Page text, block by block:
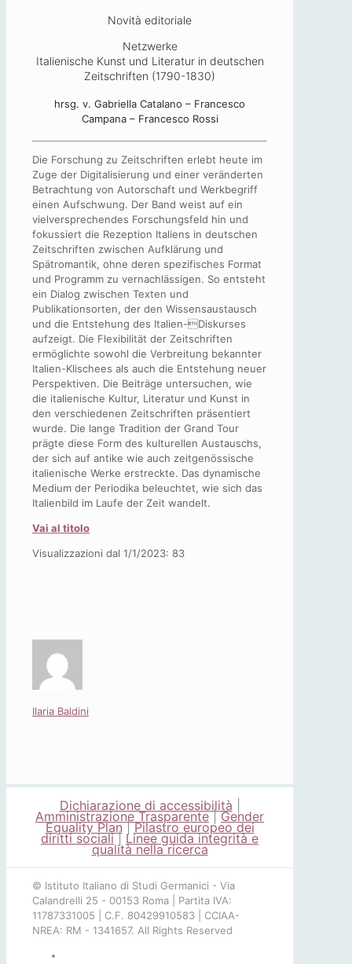
Novità editoriale
Netzwerke
Italienische Kunst und Literatur in deutschen
Zeitschriften (1790-1830)
hrsg. v. Gabriella Catalano – Francesco
Campana – Francesco Rossi
Die Forschung zu Zeitschriften erlebt heute im
Zuge der Digitalisierung und einer veränderten
Betrachtung von Autorschaft und Werkbegriff
einen Aufschwung. Der Band weist auf ein
vielversprechendes Forschungsfeld hin und
fokussiert die Rezeption Italiens in deutschen
Zeitschriften zwischen Aufklärung und
Spätromantik, ohne deren spezifisches Format
und Programm zu vernachlässigen. So entsteht
ein Dialog zwischen Texten und
Publikationsorten, der den Wissensaustausch
und die Entstehung des Italien-Diskurses
aufzeigt. Die Flexibilität der Zeitschriften
ermöglichte sowohl die Verbreitung bekannter
Italien-Klischees als auch die Entstehung neuer
Perspektiven. Die Beiträge untersuchen, wie
die italienische Kultur, Literatur und Kunst in
den verschiedenen Zeitschriften präsentiert
wurde. Die lange Tradition der Grand Tour
prägte diese Form des kulturellen Austauschs,
der sich auf antike wie auch zeitgenössische
italienische Werke erstreckte. Das dynamische
Medium der Periodika beleuchtet, wie sich das
Italienbild im Laufe der Zeit wandelt.
Vai al titolo
Visualizzazioni dal 1/1/2023: 83
Ilaria Baldini
Dichiarazione di accessibilità
Amministrazione Trasparente|Gender
Equality Plan|Pilastro europeo dei
diritti sociali| Linee guida integrità e
qualità nella ricerca
© Istituto Italiano di Studi Germanici - Via
Calandrelli 25 - 00153 Roma | Partita IVA:
11787331005 | C.F. 80429910583 | CCIAA-
NREA: RM - 1341657. All Rights Reserved